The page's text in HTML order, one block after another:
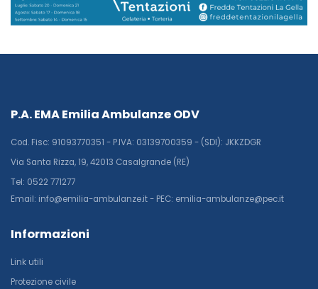
P.A. EMA Emilia Ambulanze ODV
Cod. Fisc: 91093770351 - P.IVA: 03139700359 - (SDI): JKKZDGR
Via Santa Rizza, 19, 42013 Casalgrande (RE)
Tel: 0522 771277
Email: info@emilia-ambulanze.it - PEC: emilia-ambulanze@pec.it
Informazioni
Link utili
Protezione civile